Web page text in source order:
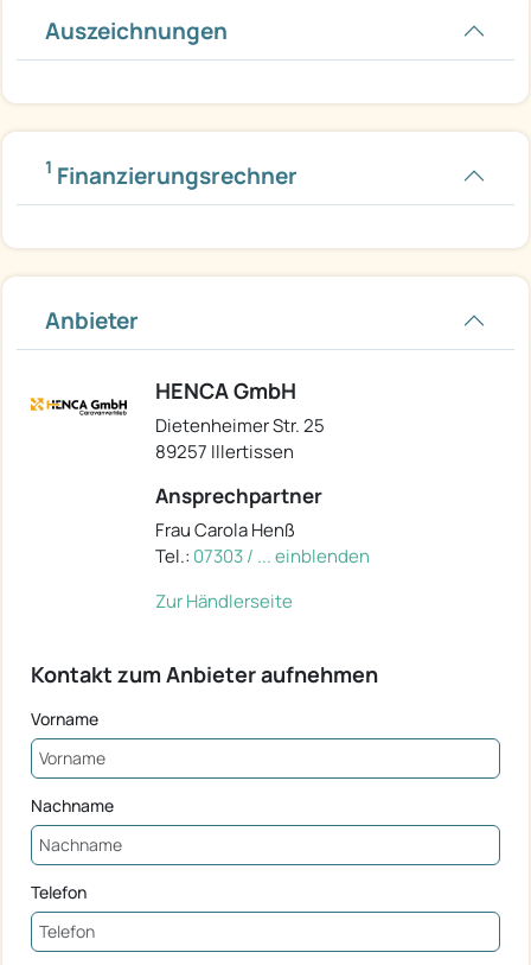
Auszeichnungen
1 Finanzierungsrechner
Anbieter
HENCA GmbH
Dietenheimer Str. 25
89257 Illertissen
Ansprechpartner
Frau Carola Henß
Tel.: 07303 / ... einblenden
Zur Händlerseite
Kontakt zum Anbieter aufnehmen
Vorname
Nachname
Telefon